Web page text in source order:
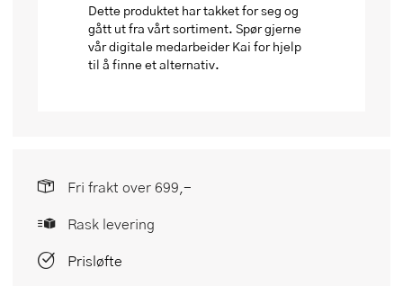
Dette produktet har takket for seg og
gått ut fra vårt sortiment. Spør gjerne
vår digitale medarbeider Kai for hjelp
til å finne et alternativ.
Fri frakt over 699,-
Rask levering
Prisløfte